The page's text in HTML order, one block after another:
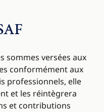
sommes versées aux
conformément aux
professionnels, elle
et les réintègrera
et contributions